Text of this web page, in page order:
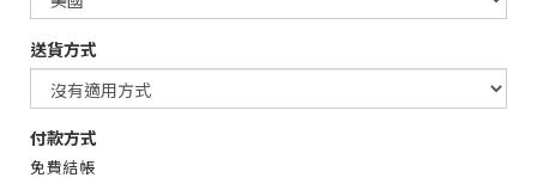
送貨方式
付款方式
免費結帳